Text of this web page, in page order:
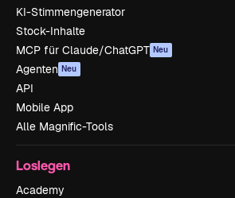
KI-Stimmengenerator
Stock-Inhalte
MCP für Claude/ChatGPT Neu
Agenten Neu
API
Mobile App
Alle Magnific-Tools
Loslegen
Academy